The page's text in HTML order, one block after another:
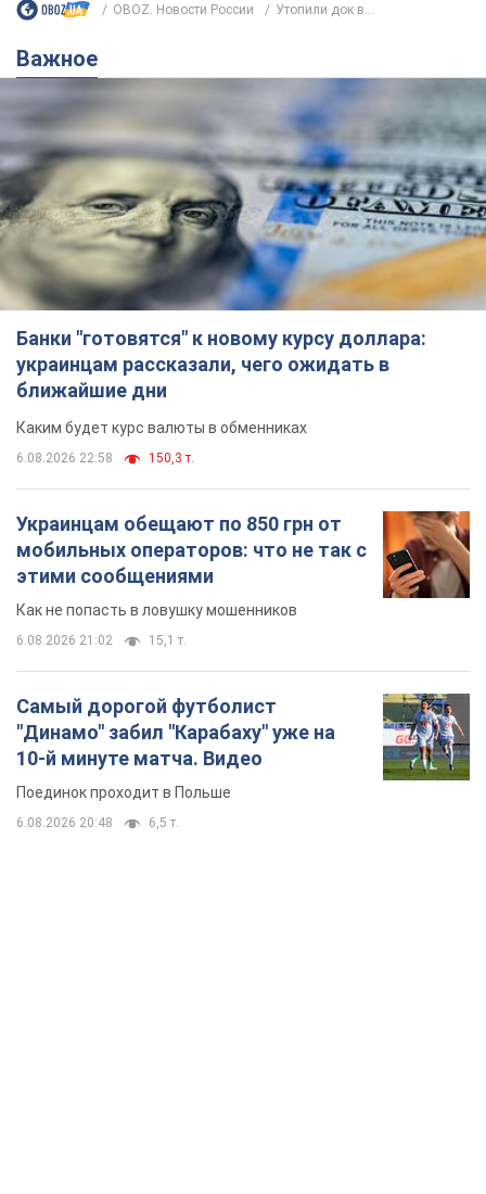
OBOZ. Новости России Утопили док в...
Важное
Банки "готовятся" к новому курсу доллара:
украинцам рассказали, чего ожидать в
ближайшие дни
Каким будет курс валюты в обменниках
6.08.2026 22:58 150,3 т.
Украинцам обещают по 850 грн от
мобильных операторов: что не так с
этими сообщениями
Как не попасть в ловушку мошенников
6.08.2026 21:02 15,1 т.
Самый дорогой футболист
"Динамо" забил "Карабаху" уже на
10-й минуте матча. Видео
Поединок проходит в Польше
6.08.2026 20:48 6,5 т.